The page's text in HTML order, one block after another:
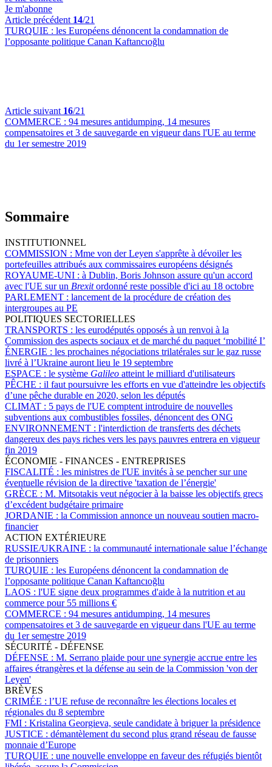
Je m'abonne
Article précédent 14/21
TURQUIE : les Européens dénoncent la condamnation de
l’opposante politique Canan Kaftancıoğlu
Article suivant 16/21
COMMERCE : 94 mesures antidumping, 14 mesures
compensatoires et 3 de sauvegarde en vigueur dans l'UE au terme
du 1er semestre 2019
Sommaire
INSTITUTIONNEL
COMMISSION : Mme von der Leyen s'apprête à dévoiler les
portefeuilles attribués aux commissaires européens désignés
ROYAUME-UNI : à Dublin, Boris Johnson assure qu'un accord
avec l'UE sur un Brexitordonné reste possible d'ici au 18 octobre
PARLEMENT : lancement de la procédure de création des
intergroupes au PE
POLITIQUES SECTORIELLES
TRANSPORTS : les eurodéputés opposés à un renvoi à la
Commission des aspects sociaux et de marché du paquet ‘mobilité I’
ÉNERGIE : les prochaines négociations trilatérales sur le gaz russe
livré à l’Ukraine auront lieu le 19 septembre
ESPACE : le système Galileo atteint le milliard d'utilisateurs
PÊCHE : il faut poursuivre les efforts en vue d'atteindre les objectifs
d’une pêche durable en 2020, selon les députés
CLIMAT : 5 pays de l'UE comptent introduire de nouvelles
subventions aux combustibles fossiles, dénoncent des ONG
ENVIRONNEMENT : l'interdiction de transferts des déchets
dangereux des pays riches vers les pays pauvres entrera en vigueur
fin 2019
ÉCONOMIE - FINANCES - ENTREPRISES
FISCALITÉ : les ministres de l'UE invités à se pencher sur une
éventuelle révision de la directive 'taxation de l’énergie'
GRÈCE : M. Mitsotakis veut négocier à la baisse les objectifs grecs
d’excédent budgétaire primaire
JORDANIE : la Commission annonce un nouveau soutien macro-
financier
ACTION EXTÉRIEURE
RUSSIE/UKRAINE : la communauté internationale salue l’échange
de prisonniers
TURQUIE : les Européens dénoncent la condamnation de
l’opposante politique Canan Kaftancıoğlu
LAOS : l'UE signe deux programmes d'aide à la nutrition et au
commerce pour 55 millions €
COMMERCE : 94 mesures antidumping, 14 mesures
compensatoires et 3 de sauvegarde en vigueur dans l'UE au terme
du 1er semestre 2019
SÉCURITÉ - DÉFENSE
DÉFENSE : M. Serrano plaide pour une synergie accrue entre les
affaires étrangères et la défense au sein de la Commission 'von der
Leyen'
BRÈVES
CRIMÉE : l’UE refuse de reconnaître les élections locales et
régionales du 8 septembre
FMI : Kristalina Georgieva, seule candidate à briguer la présidence
JUSTICE : démantèlement du second plus grand réseau de fausse
monnaie d’Europe
TURQUIE : une nouvelle enveloppe en faveur des réfugiés bientôt